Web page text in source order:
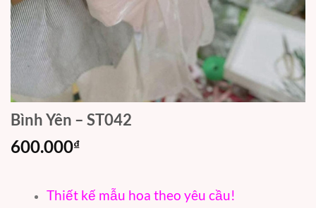
Bình Yên – ST042
600.000₫
Thiết kế mẫu hoa theo yêu cầu!